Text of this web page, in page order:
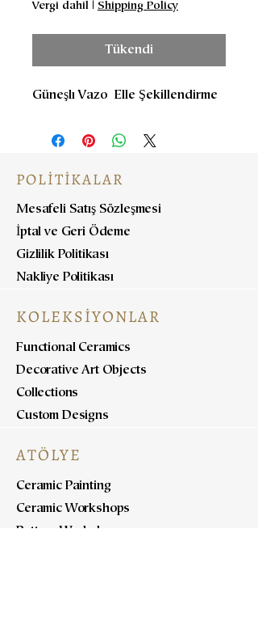
Vergi dahil | Shipping Policy
Tükendi
Güneşlı Vazo Elle Şekillendirme
POLİTİKALAR
Mesafeli Satış Sözleşmesi
İptal ve Geri Ödeme
Gizlilik Politikası
Nakliye Politikası
KOLEKSİYONLAR
Functional Ceramics
Decorative Art Objects
Collections
Custom Designs
ATÖLYE
Ceramic Painting
Ceramic Workshops
Pottery Workshops